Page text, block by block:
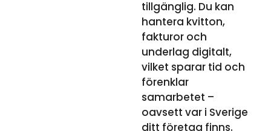
tillgänglig. Du kan
hantera kvitton,
fakturor och
underlag digitalt,
vilket sparar tid och
förenklar
samarbetet –
oavsett var i Sverige
ditt företag finns.